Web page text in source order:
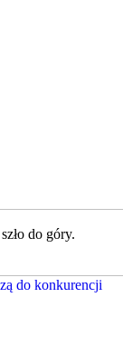
do góry.